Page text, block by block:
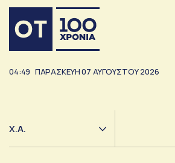
04:49 ΠΑΡΑΣΚΕΥΗ07 ΑΥΓΟΥΣΤΟΥ2026
Χ.Α.